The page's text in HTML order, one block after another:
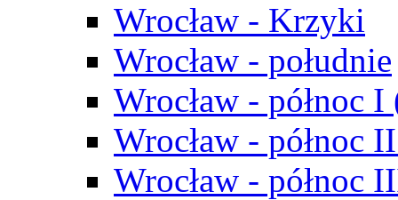
Wrocław - Krzyki
Wrocław - południe
Wrocław - północ
Wrocław - północ
Wrocław - północ